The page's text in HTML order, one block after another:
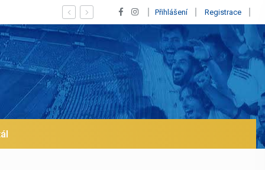
a pustí se klub na trh už v lednu? | BALETKY #33
Přihlášení Registrace